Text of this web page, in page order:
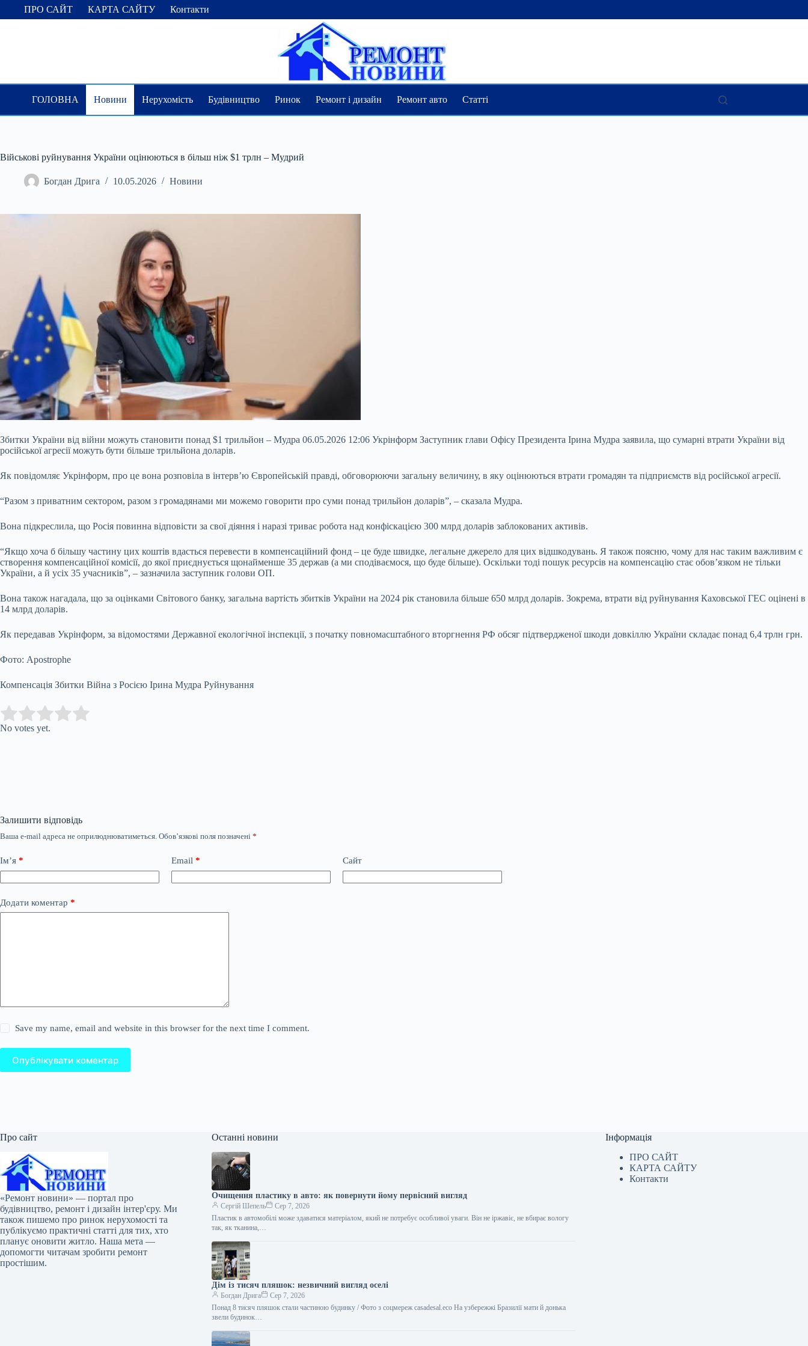
ПерейтиПРО САЙТ КАРТА САЙТУ Контакти
ГОЛОВНА Новини Нерухомість Будівництво Ринок Ремонт і дизайн Ремонт авто Статті
Військові руйнування України оцінюються в більш ніж $1 трлн – Мудрий
Богдан Дрига 10.05.2026 Новини
Збитки України від війни можуть становити понад $1 трильйон – Мудра 06.05.2026 12:06 Укрінформ Заступник глави Офісу Президента Ірина Мудра заявила, що сумарні втрати України від
російської агресії можуть бути більше трильйона доларів.
Як повідомляє Укрінформ, про це вона розповіла в інтерв’ю Європейській правді, обговорюючи загальну величину, в яку оцінюються втрати громадян та підприємств від російської агресії.
“Разом з приватним сектором, разом з громадянами ми можемо говорити про суми понад трильйон доларів”, – сказала Мудра.
Вона підкреслила, що Росія повинна відповісти за свої діяння і наразі триває робота над конфіскацією 300 млрд доларів заблокованих активів.
“Якщо хоча б більшу частину цих коштів вдасться перевести в компенсаційний фонд – це буде швидке, легальне джерело для цих відшкодувань. Я також поясню, чому для нас таким важливим є
створення компенсаційної комісії, до якої приєднується щонайменше 35 держав (а ми сподіваємося, що буде більше). Оскільки тоді пошук ресурсів на компенсацію стає обов’язком не тільки
України, а й усіх 35 учасників”, – зазначила заступник голови ОП.
Вона також нагадала, що за оцінками Світового банку, загальна вартість збитків України на 2024 рік становила більше 650 млрд доларів. Зокрема, втрати від руйнування Каховської ГЕС оцінені в
14 млрд доларів.
Як передавав Укрінформ, за відомостями Державної екологічної інспекції, з початку повномасштабного вторгнення РФ обсяг підтвердженої шкоди довкіллю України складає понад 6,4 трлн грн.
Фото: Apostrophe
Компенсація Збитки Війна з Росією Ірина Мудра Руйнування
Rate this item:
No votes yet.
Залишити відповідь
Ваша e-mail адреса не оприлюднюватиметься. Обов’язкові поля позначені *
Ім’я * Email * Сайт
Додати коментар *
Save my name, email and website in this browser for the next time I comment.
Опублікувати коментар
Про сайт
«Ремонт новини» — портал про
будівництво, ремонт і дизайн інтер'єру. Ми
також пишемо про ринок нерухомості та
публікуємо практичні статті для тих, хто
планує оновити житло. Наша мета —
допомогти читачам зробити ремонт
простішим.
Останні новини
Очищення пластику в авто: як повернути йому первісний вигляд
Сергій Шепель
Сер 7, 2026
Пластик в автомобілі може здаватися матеріалом, який не потребує особливої уваги. Він не іржавіє, не вбирає вологу
так, як тканина,…
Дім із тисяч пляшок: незвичний вигляд оселі
Богдан Дрига
Сер 7, 2026
Понад 8 тисяч пляшок стали частиною будинку / Фото з соцмереж casadesal.eco На узбережжі Бразилії мати й донька
звели будинок…
Інформація
ПРО САЙТ
КАРТА САЙТУ
Контакти